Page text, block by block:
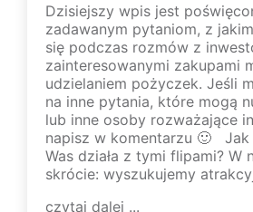
Dzisiejszy wpis jest
zadawanym pytaniom, z
się podczas rozmów z
zainteresowanymi zakupami
udzielaniem pożyczek. Jeśli
na inne pytania, które mogą
lub inne osoby rozważające
napisz w komentarzu 🙂 Jak
Was działa z tymi flipami? W
skrócie: wyszukujemy
czytaj dalej ...